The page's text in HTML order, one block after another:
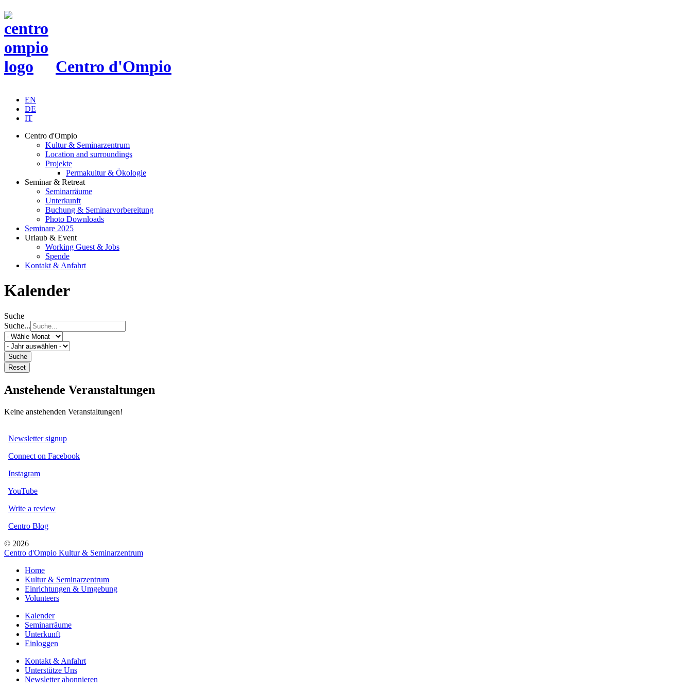
Centro d'Ompio
EN
DE
IT
Centro d'Ompio
Kultur & Seminarzentrum
Location and surroundings
Projekte
Permakultur & Ökologie
Seminar & Retreat
Seminarräume
Unterkunft
Buchung & Seminarvorbereitung
Photo Downloads
Seminare 2025
Urlaub & Event
Working Guest & Jobs
Spende
Kontakt & Anfahrt
Kalender
Suche
Suche...
Suche
Reset
Anstehende Veranstaltungen
Keine anstehenden Veranstaltungen!
Newsletter signup
Connect on Facebook
Instagram
YouTube
Write a review
Centro Blog
© 2026
Centro d'Ompio Kultur & Seminarzentrum
Home
Kultur & Seminarzentrum
Einrichtungen & Umgebung
Volunteers
Kalender
Seminarräume
Unterkunft
Einloggen
Kontakt & Anfahrt
Unterstütze Uns
Newsletter abonnieren